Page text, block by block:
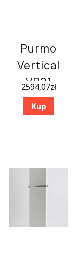
Purmo
Vertical
VR21
1800×750
2594,07zł
Kup